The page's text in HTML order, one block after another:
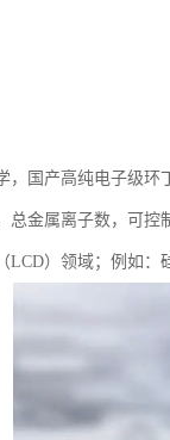
，国产高纯电子级环
总金属离子数，可控
LCD）领域；例如：